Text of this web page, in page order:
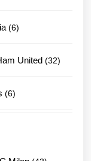
66
United 3232
66